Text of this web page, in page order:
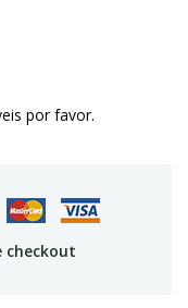
por favor.
checkout